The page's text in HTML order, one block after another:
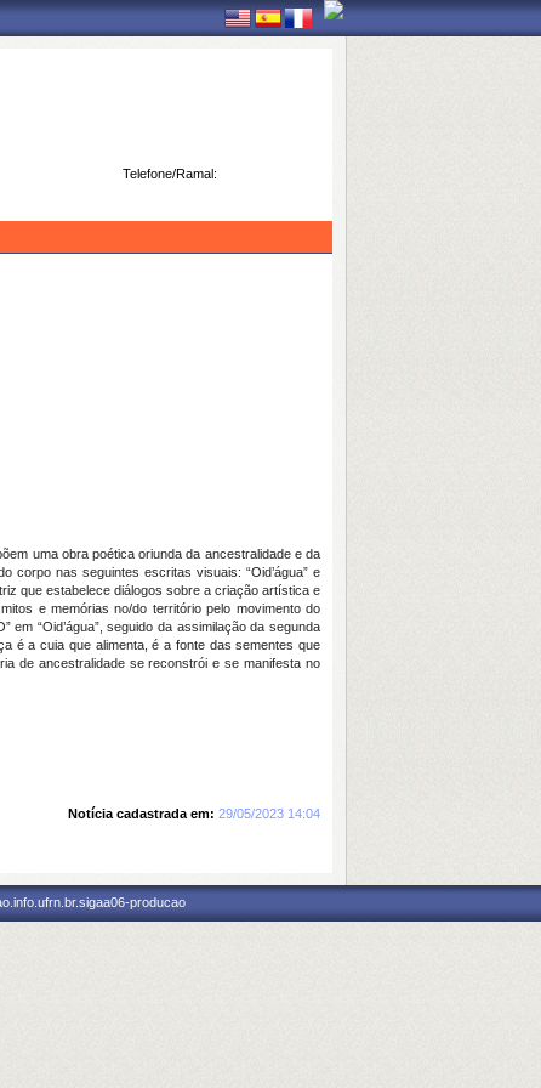
Telefone/Ramal:
uma obra poética oriunda da ancestralidade e da
corpo nas seguintes escritas visuais: “Oid’água” e
que estabelece diálogos sobre a criação artística e
e memórias no/do território pelo movimento do
“Oid’água”, seguido da assimilação da segunda
é a cuia que alimenta, é a fonte das sementes que
de ancestralidade se reconstrói e se manifesta no
Notícia cadastrada em: 29/05/2023 14:04
producao